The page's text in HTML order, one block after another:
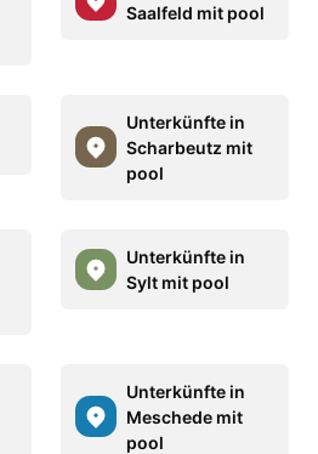
Saalfeld mit pool
Unterkünfte in
Scharbeutz mit
pool
Unterkünfte in
Sylt mit pool
Unterkünfte in
Meschede mit
pool